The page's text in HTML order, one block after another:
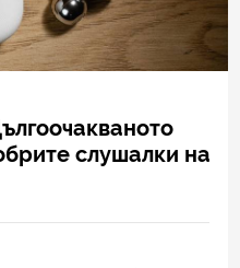
слушалки на